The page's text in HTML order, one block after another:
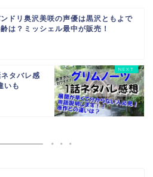
ドリ奥沢美咲の声優は黒沢ともよで
は？ミッシェル最中が販売！
タバレ感
いも